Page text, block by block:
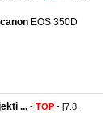
canon EOS 350D
... - TOP - [7.8.